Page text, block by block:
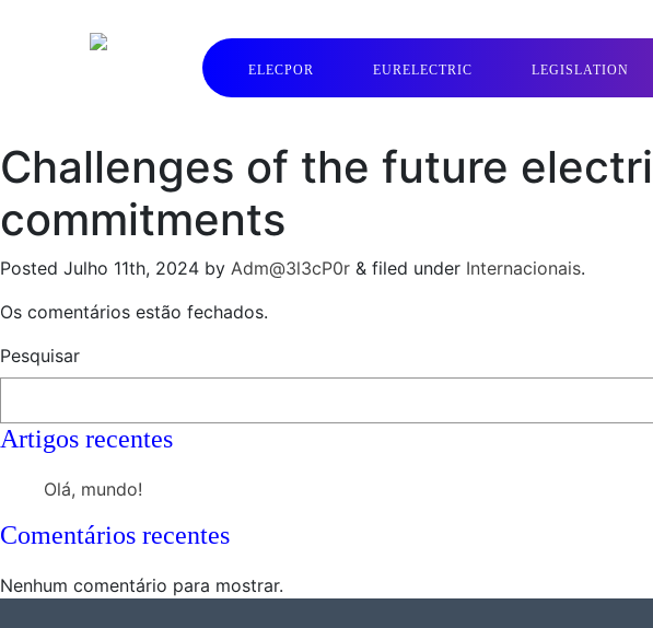
ELECPOR EURELECTRIC LEGISLATION
Challenges of the future
commitments
Posted Julho 11th, 2024 by Adm@3l3cP0r & filed under Internacionais.
Os comentários estão fechados.
Pesquisar
Artigos recentes
Olá, mundo!
Comentários recentes
Nenhum comentário para mostrar.